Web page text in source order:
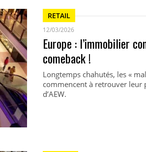
RETAIL
12/03/2026
Europe : l’immobilier
comeback !
Longtemps chahutés, les «
commencent à retrouver leur
d’AEW.